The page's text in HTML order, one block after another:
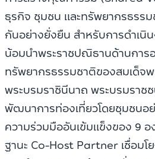
ธุรกิจ ชุมชน และทรัพยากรธรรม
กันอย่างยั่งยืน สำหรับการดำเนิ
น้อมนำพระราชปณิธานด้านการ
ทรัพยากรธรรมชาติของสมเด็จพ
พระบรมราชินีนาถ พระบรมรา
พัฒนาการท่องเที่ยวโดยชุมชนอ
ความร่วมมืออันเข้มแข็งของ 9
ฐานะ Co-Host Partner เชื่อมโ